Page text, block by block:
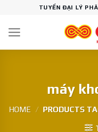
content
TUYỂN ĐẠI LÝ
máy
HOME / PRODUCTS